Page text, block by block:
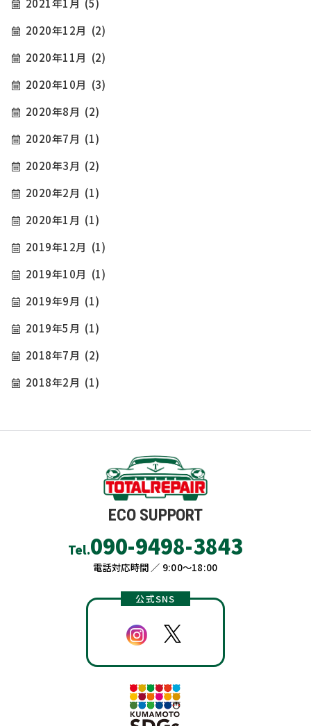
2021年1月 (5)
2020年12月 (2)
2020年11月 (2)
2020年10月 (3)
2020年8月 (2)
2020年7月 (1)
2020年3月 (2)
2020年2月 (1)
2020年1月 (1)
2019年12月 (1)
2019年10月 (1)
2019年9月 (1)
2019年5月 (1)
2018年7月 (2)
2018年2月 (1)
ECO SUPPORT
Tel.090-9498-3843
電話対応時間 ／ 9:00〜18:00
公式SNS